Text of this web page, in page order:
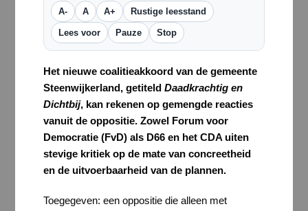
A- A A+ Rustige leesstand
Lees voor Pauze Stop
Het nieuwe coalitieakkoord van de gemeente
Steenwijkerland, getiteld Daadkrachtig en
Dichtbij, kan rekenen op gemengde reacties
vanuit de oppositie. Zowel Forum voor
Democratie (FvD) als D66 en het CDA uiten
stevige kritiek op de mate van concreetheid
en de uitvoerbaarheid van de plannen.
Toegegeven: een oppositie die alleen met